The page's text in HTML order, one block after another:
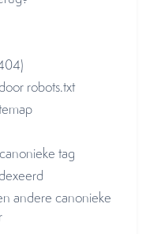
robots.txt
tag
andere canonieke